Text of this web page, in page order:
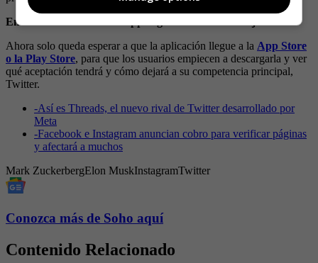
En el resto del mundo la app llegará el viernes 7 de julio.
Ahora solo queda esperar a que la aplicación llegue a la App Store
o la Play Store, para que los usuarios empiecen a descargarla y ver
qué aceptación tendrá y cómo dejará a su competencia principal,
Twitter.
-Así es Threads, el nuevo rival de Twitter desarrollado por
Meta
-Facebook e Instagram anuncian cobro para verificar páginas
y afectará a muchos
Mark ZuckerbergElon MuskInstagramTwitter
Conozca más de Soho aquí
Contenido Relacionado